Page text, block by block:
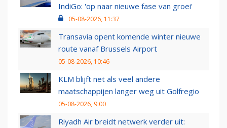
IndiGo: 'op naar nieuwe fase van groei'
05-08-2026, 11:37
Transavia opent komende winter nieuwe
route vanaf Brussels Airport
05-08-2026, 10:46
KLM blijft net als veel andere
maatschappijen langer weg uit Golfregio
05-08-2026, 9:00
Riyadh Air breidt netwerk verder uit: